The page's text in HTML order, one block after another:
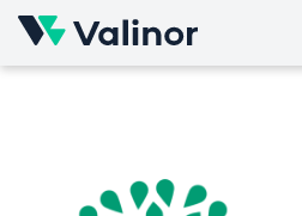
Skip